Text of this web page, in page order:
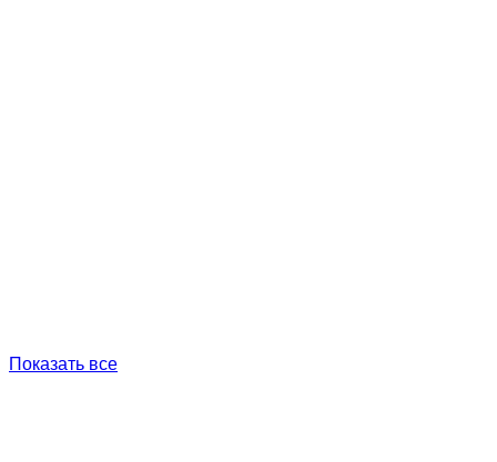
Показать все